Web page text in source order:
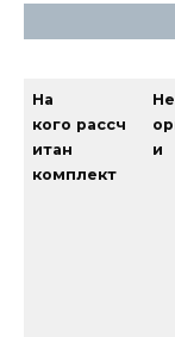
На
кого рассч
итан
комплект
и